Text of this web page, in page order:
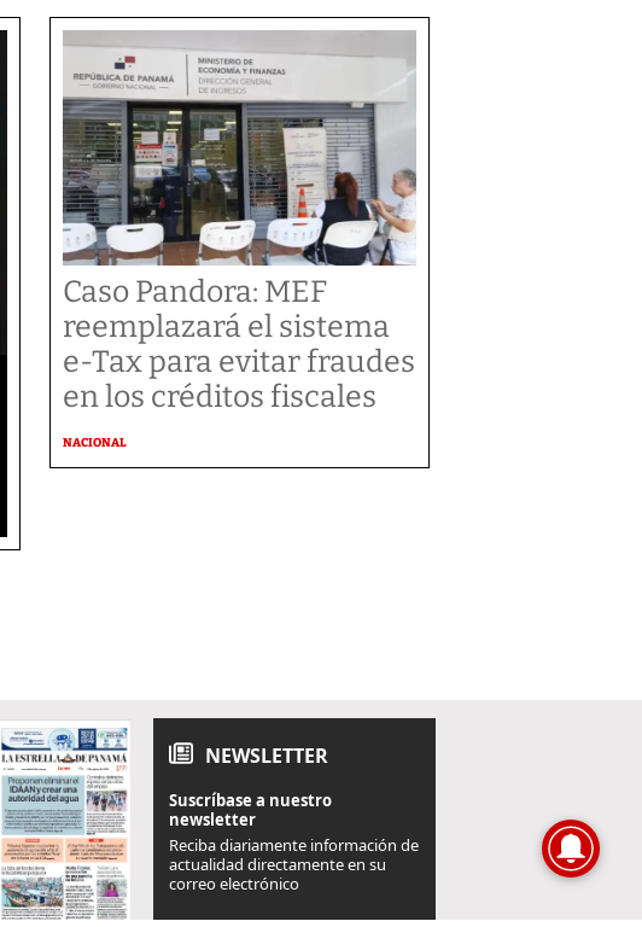
Caso Pandora: MEF
reemplazará el sistema
e-Tax para evitar fraudes
en los créditos fiscales
NACIONAL
NEWSLETTER
Suscríbase a nuestro
newsletter
Reciba diariamente información de
actualidad directamente en su
correo electrónico